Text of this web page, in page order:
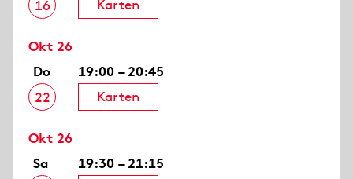
16 Karten
Okt 26
Do
22
19:00 – 20:45
Karten
Okt 26
Sa
19:30 – 21:15